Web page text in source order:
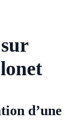
d’une